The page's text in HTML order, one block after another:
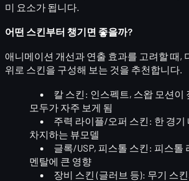
미 요소가 됩니다.
어떤 스킨부터 챙기면 좋을까?
애니메이션 개선과 연출 효과를 고려할 때,
위로 스킨을 구성해 보는 것을 추천합니다.
칼 스킨 : 인스펙트, 스왑 모션이
모두가 자주 보게 됨
주력 라이플/오퍼 스킨 : 한 경기
차지하는 뷰모델
글록/USP, 피스톨 스킨 : 피스톨
멘탈에 큰 영향
장비 스킨 (글러브 등): 무기 스